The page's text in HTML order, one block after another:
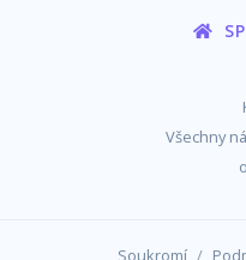
Všechny
Soukromí /